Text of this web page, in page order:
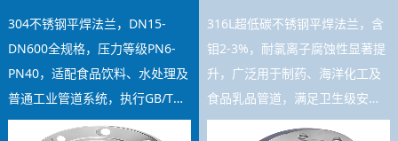
304不锈钢平焊法兰，DN15-
DN600全规格，压力等级PN6-
PN40，适配食品饮料、水处理及
普通工业管道系统，执行GB/T
9119标准，焊接工艺稳定，库存
316L超低碳不锈钢平焊法兰，含
钼2-3%，耐氯离子腐蚀性显著提
升，广泛用于制药、海洋化工及
食品乳品管道，满足卫生级安装
要求，可提供材质证书及SGS检